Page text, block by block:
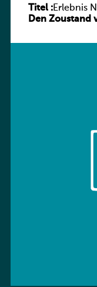
Titel :Erlebnis
Band 2 SB
Den Zoustand